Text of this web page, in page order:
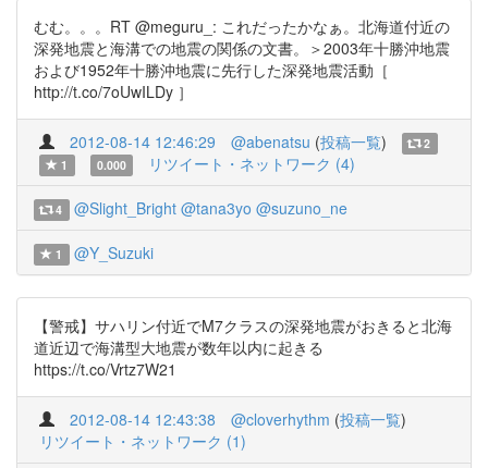
むむ。。。RT @meguru_: これだったかなぁ。北海道付近の
深発地震と海溝での地震の関係の文書。＞2003年十勝沖地震
および1952年十勝沖地震に先行した深発地震活動［
http://t.co/7oUwILDy ］
2012-08-14 12:46:29 @abenatsu (投稿一覧)
2
1
0.000 リツイート・ネットワーク (4)
4 @Slight_Bright @tana3yo @suzuno_ne
1 @Y_Suzuki
【警戒】サハリン付近でM7クラスの深発地震がおきると北海
道近辺で海溝型大地震が数年以内に起きる
https://t.co/Vrtz7W21
2012-08-14 12:43:38 @cloverhythm (投稿一覧)
リツイート・ネットワーク (1)